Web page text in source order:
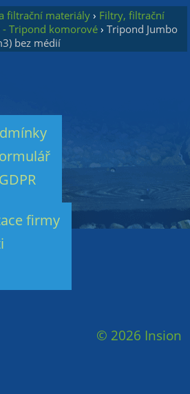
filtrační materiály › Filtry, filtrační
Tripond komorové ›Tripond Jumbo
bez médií
firmy
© 2026 Insion